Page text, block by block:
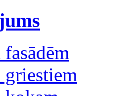
griestiem